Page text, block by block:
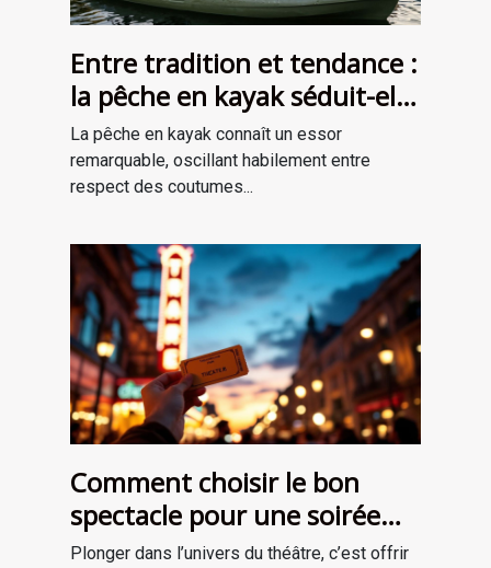
Entre tradition et tendance :
la pêche en kayak séduit-elle
une nouvelle génération ?
La pêche en kayak connaît un essor
remarquable, oscillant habilement entre
respect des coutumes...
Comment choisir le bon
spectacle pour une soirée
théâtrale inoubliable ?
Plonger dans l’univers du théâtre, c’est offrir